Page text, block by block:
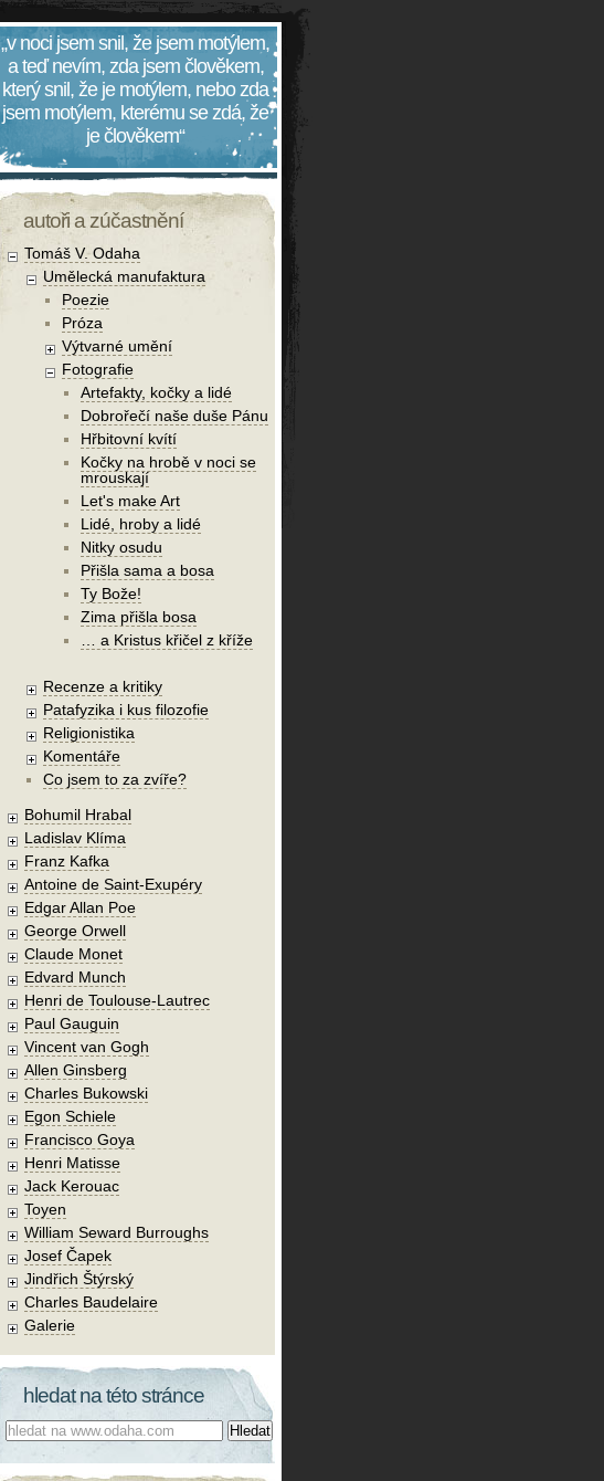
„v noci jsem snil, že jsem motýlem,
a teď nevím, zda jsem člověkem,
který snil, že je motýlem, nebo zda
jsem motýlem, kterému se zdá, že
je člověkem“
autoři a zúčastnění
Tomáš V. Odaha
Umělecká manufaktura
Poezie
Próza
Výtvarné umění
Fotografie
Artefakty, kočky a lidé
Dobrořečí naše duše Pánu
Hřbitovní kvítí
Kočky na hrobě v noci se
mrouskají
Let's make Art
Lidé, hroby a lidé
Nitky osudu
Přišla sama a bosa
Ty Bože!
Zima přišla bosa
… a Kristus křičel z kříže
Recenze a kritiky
Patafyzika i kus filozofie
Religionistika
Komentáře
Co jsem to za zvíře?
Bohumil Hrabal
Ladislav Klíma
Franz Kafka
Antoine de Saint-Exupéry
Edgar Allan Poe
George Orwell
Claude Monet
Edvard Munch
Henri de Toulouse-Lautrec
Paul Gauguin
Vincent van Gogh
Allen Ginsberg
Charles Bukowski
Egon Schiele
Francisco Goya
Henri Matisse
Jack Kerouac
Toyen
William Seward Burroughs
Josef Čapek
Jindřich Štýrský
Charles Baudelaire
Galerie
hledat na této stránce
Co hledat: